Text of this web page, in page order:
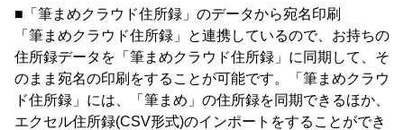
■「筆まめクラウド住所録」のデータから宛名印刷
「筆まめクラウド住所録」と連携しているので、お持ちの
住所録データを「筆まめクラウド住所録」に同期して、そ
のまま宛名の印刷をすることが可能です。「筆まめクラウ
ド住所録」には、「筆まめ」の住所録を同期できるほか、
エクセル住所録(CSV形式)のインポートをすることができ